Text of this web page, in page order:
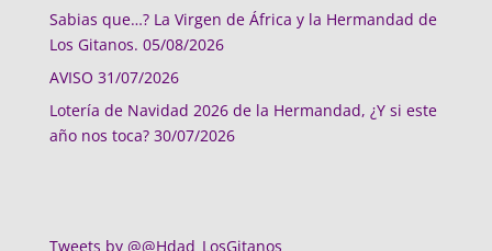
Sabias que…? La Virgen de África y la Hermandad de
Los Gitanos. 05/08/2026
AVISO 31/07/2026
Lotería de Navidad 2026 de la Hermandad, ¿Y si este
año nos toca? 30/07/2026
Tweets by @@Hdad_LosGitanos